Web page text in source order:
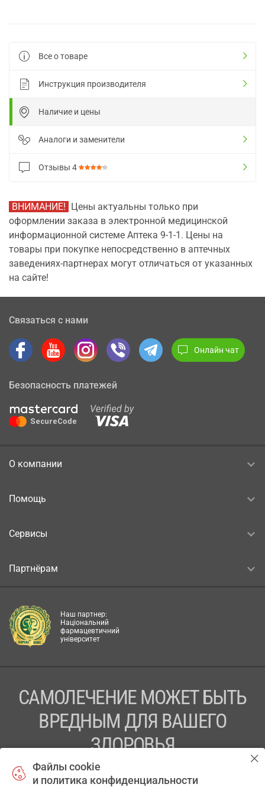
Все о товаре
Инструкция производителя
Наличие и цены
Аналоги и заменители
Отзывы 4
ВНИМАНИЕ! Цены актуальны только при
оформлении заказа в электронной медицинской
информационной системе Аптека 9-1-1. Цены на
товары при покупке непосредственно в аптечных
заведениях-партнерах могут отличаться от указанных
на сайте!
Связаться с нами
Онлайн чат
Безопасность платежей
О компании
Помощь
Сервисы
Партнёрам
Наш партнер:
Національний
фармацевтичний
університет
САМОЛЕЧЕНИЕ МОЖЕТ БЫТЬ
ВРЕДНЫМ ДЛЯ ВАШЕГО
ЗДОРОВЬЯ
ПЕРЕД ПРИМЕНЕНИЕМ ПРЕПАРАТА
ПРОКОНСУЛЬТИРУЙТЕСЬ С ВРАЧОМ
Файлы cookie
и политика конфиденциальности